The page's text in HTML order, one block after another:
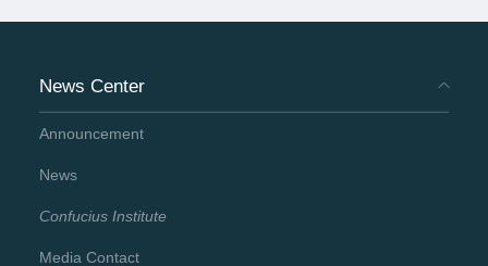
News Center
Announcement
News
Confucius Institute
Media Contact